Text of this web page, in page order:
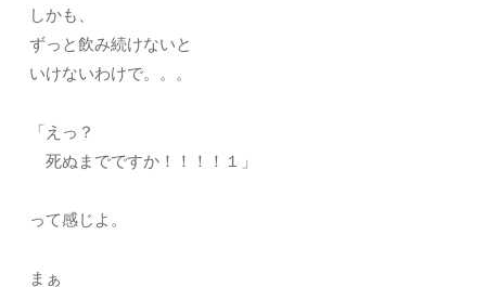
しかも、
ずっと飲み続けないと
いけないわけで。。。
「えっ？
死ぬまでですか！！！！１」
って感じよ。
まぁ